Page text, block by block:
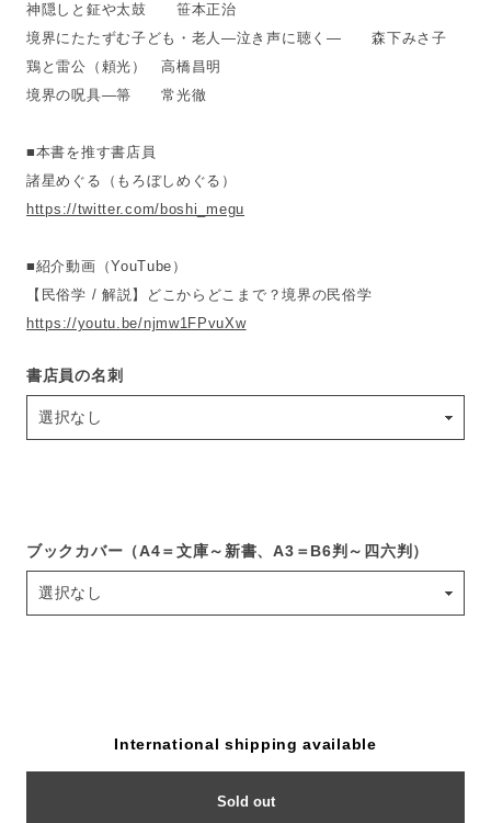
神隠しと鉦や太鼓 笹本正治
境界にたたずむ子ども・老人―泣き声に聴く― 森下みさ子
鶏と雷公（頼光） 高橋昌明
境界の呪具―箒 常光徹
■本書を推す書店員
諸星めぐる（もろぼしめぐる）
https://twitter.com/boshi_megu
■紹介動画（YouTube）
【民俗学 / 解説】どこからどこまで？境界の民俗学
https://youtu.be/njmw1FPvuXw
書店員の名刺
ブックカバー（A4＝文庫～新書、A3＝B6判～四六判）
International shipping available
Sold out